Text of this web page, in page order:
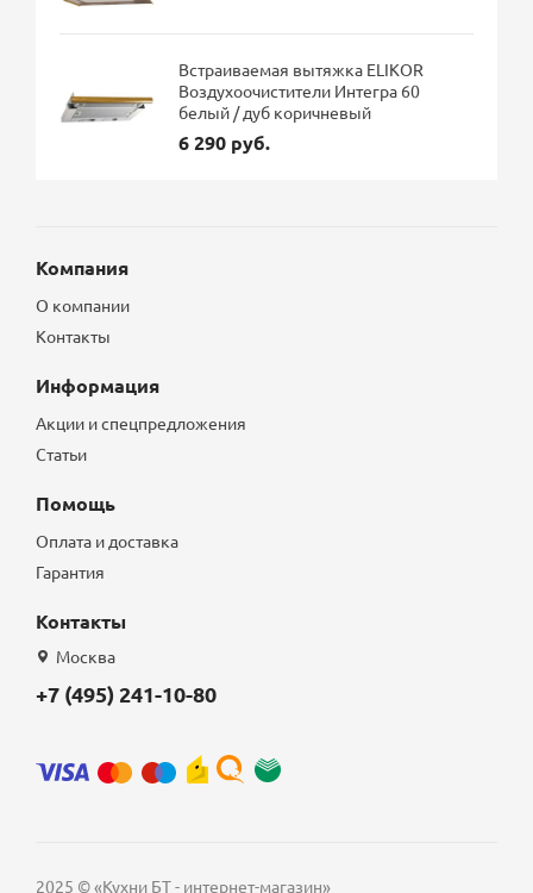
Встраиваемая вытяжка ELIKOR
Воздухоочистители Интегра 60
белый / дуб коричневый
6 290 руб.
Компания
О компании
Контакты
Информация
Акции и спецпредложения
Статьи
Помощь
Оплата и доставка
Гарантия
Контакты
Москва
+7 (495) 241-10-80
2025 © «Кухни БТ - интернет-магазин»